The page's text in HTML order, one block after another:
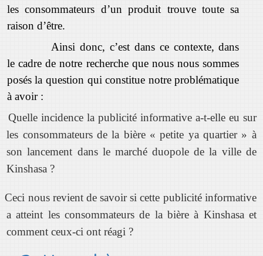
les consommateurs d’un produit trouve toute sa
raison d’être.
Ainsi donc, c’est dans ce contexte, dans
le cadre de notre recherche que nous nous sommes
posés la question qui constitue notre problématique
à avoir :
Quelle incidence la publicité informative a-t-elle eu sur
les consommateurs de la bière « petite ya quartier » à
son lancement dans le marché duopole de la ville de
Kinshasa ?
Ceci nous revient de savoir si cette publicité informative
a atteint les consommateurs de la bière à Kinshasa et
comment ceux-ci ont réagi ?